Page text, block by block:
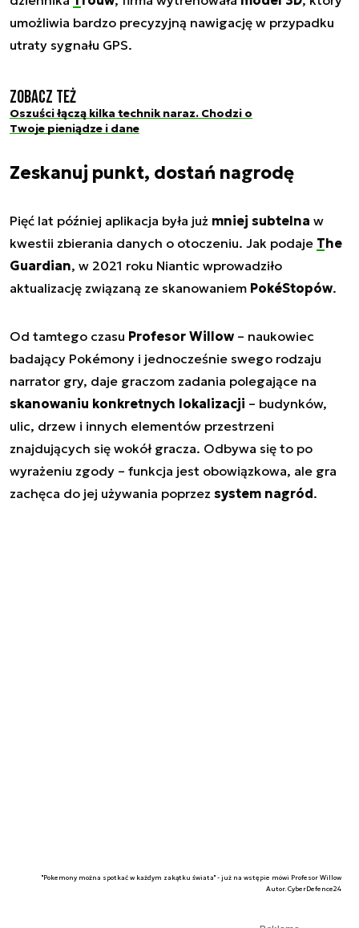
umożliwia bardzo precyzyjną nawigację w przypadku
utraty sygnału GPS.
Zobacz też
Oszuści łączą kilka technik naraz. Chodzi o
Twoje pieniądze i dane
Zeskanuj punkt, dostań nagrodę
Pięć lat później aplikacja była już mniej subtelna w
kwestii zbierania danych o otoczeniu. Jak podaje The
Guardian, w 2021 roku Niantic wprowadziło
aktualizację związaną ze skanowaniem PokéStopów.
Od tamtego czasu Profesor Willow – naukowiec
badający Pokémony i jednocześnie swego rodzaju
narrator gry, daje graczom zadania polegające na
skanowaniu konkretnych lokalizacji – budynków,
ulic, drzew i innych elementów przestrzeni
znajdujących się wokół gracza. Odbywa się to po
wyrażeniu zgody – funkcja jest obowiązkowa, ale gra
zachęca do jej używania poprzez system nagród.
"Pokemony można spotkać w każdym zakątku świata" - już na wstępie mówi Profesor Willow
Autor. CyberDefence24